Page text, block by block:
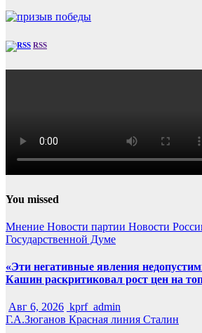
RSS
You missed
Мнение Новости партии Новости
Государственной Думе
«Эти негативные явления
Кашин раскритиковал рост цен на
Авг 6, 2026 kprf_admin
Г.А.Зюганов Красная линия Сталин